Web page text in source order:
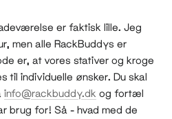
er faktisk lille. Jeg
men alle RackBuddys er
er, at vores stativer og kroge
til individuelle ønsker. Du skal
info@rackbuddy.dk og fortæl
brug for! Så - hvad med de